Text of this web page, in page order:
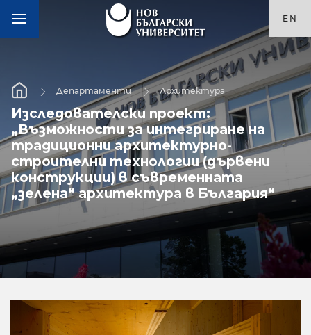
EN
Департаменти Архитектура
Изследователски проект:
„Възможности за интегриране на
традиционни архитектурно-
строителни технологии (дървени
конструкции) в съвременната
„зелена“ архитектура в България“